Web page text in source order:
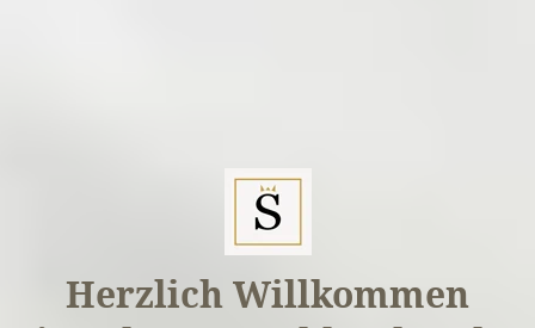
Herzlich Willkommen